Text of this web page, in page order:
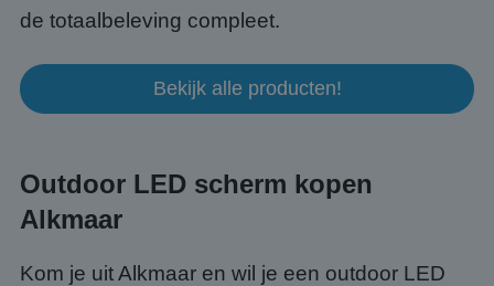
de totaalbeleving compleet.
Bekijk alle producten!
Outdoor LED scherm kopen
Alkmaar
Kom je uit Alkmaar en wil je een outdoor LED